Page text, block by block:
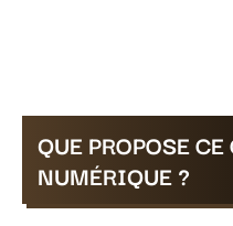
QUE PROPOSE
NUMÉRIQUE ?